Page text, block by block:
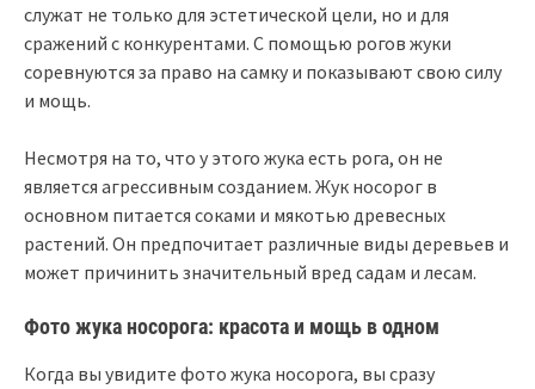
служат не только для эстетической цели, но и для
сражений с конкурентами. С помощью рогов жуки
соревнуются за право на самку и показывают свою силу
и мощь.
Несмотря на то, что у этого жука есть рога, он не
является агрессивным созданием. Жук носорог в
основном питается соками и мякотью древесных
растений. Он предпочитает различные виды деревьев и
может причинить значительный вред садам и лесам.
Фото жука носорога: красота и мощь в одном
Когда вы увидите фото жука носорога, вы сразу